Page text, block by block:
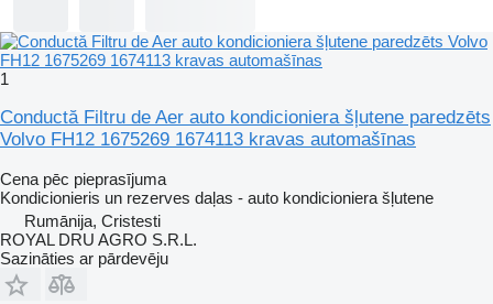
1
Conductă Filtru de Aer auto kondicioniera šļutene paredzēts
Volvo FH12 1675269 1674113 kravas automašīnas
Cena pēc pieprasījuma
Kondicionieris un rezerves daļas - auto kondicioniera šļutene
Rumānija, Cristesti
ROYAL DRU AGRO S.R.L.
Sazināties ar pārdevēju